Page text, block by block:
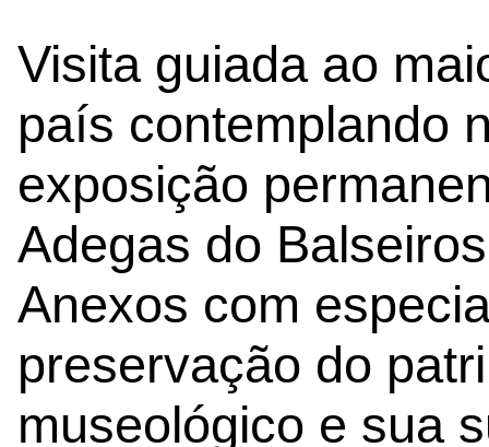
Visita guiada ao
país contemplando
exposição
Adegas do
Anexos com
preservação do
museológico e sua